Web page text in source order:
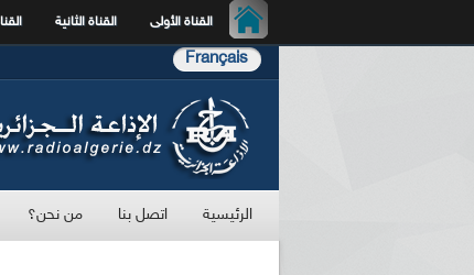
القناة الأولى القناة الثانية
Français
الرئيسية اتصل بنا من نحن؟